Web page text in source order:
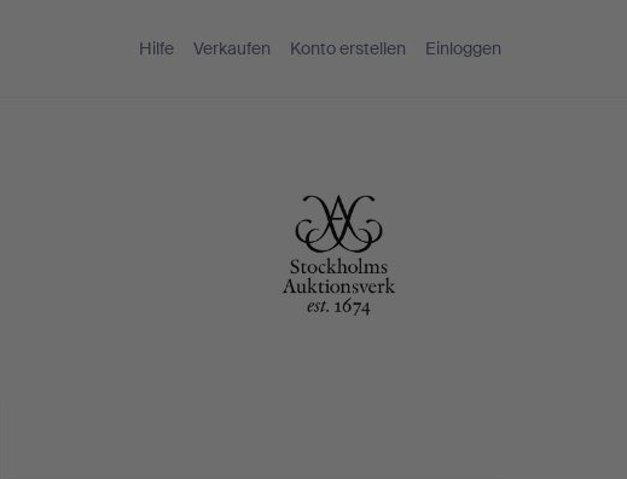
Hilfe Verkaufen Konto erstellen Einloggen